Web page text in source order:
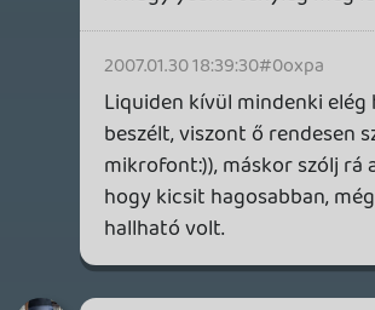
a bennszülöttekkel 😛 jaj
Project1083 2007.01.30 15:28:42
Jackal 2007.01.30 15:48:35 #0oxoy
Há nem tom ki hogy van vele de én konzol
helyett meg nemtommilyen HD cucc
helyett egy atom cicamicát vinnék
magammal ennyi 😃 Persze csak ha le
lehet cserélni erre ha nem akkor maradok